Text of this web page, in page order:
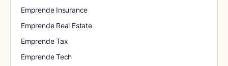
Emprende Insurance
Emprende Real Estate
Emprende Tax
Emprende Tech